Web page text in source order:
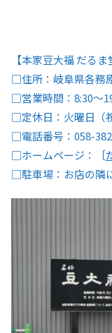
【本家豆大福 だるま
□住所：岐阜県各務
□営業時間：8:30～
□定休日：火曜日（
□電話番号：058-
□ホームページ：［
□駐車場：お店の隣